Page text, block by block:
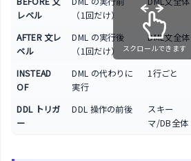
レベル
（1回だけ）
AFTER 文レ
ベル
DML の実行後
（1回だけ）
DML文全体
INSTEAD
OF
DML の代わりに
実行
1行ごと
DDL トリガ
ー
DDL 操作の前後
スキー
マ/DB全体
スクロールできます